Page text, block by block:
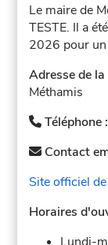
Le maire de
TESTE. Il a
2026 pour un
Adresse de
Méthamis
Téléphone
Contact
Site officiel
Horaires